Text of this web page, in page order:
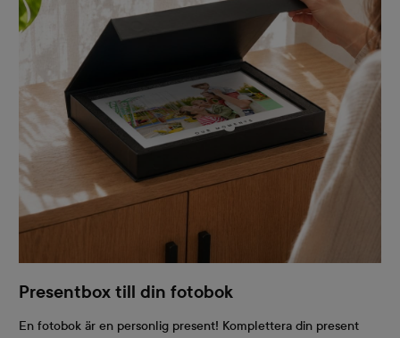
Presentbox till din fotobok
En fotobok är en personlig present! Komplettera din present